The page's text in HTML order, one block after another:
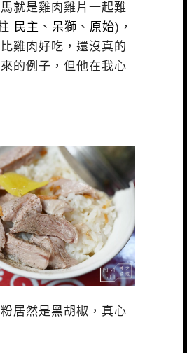
就是雞肉雞片一起難
民主 、 呆獅 、 原始)，
雞肉好吃，還沒真的
的例子，但他在我心
居然是黑胡椒，真心